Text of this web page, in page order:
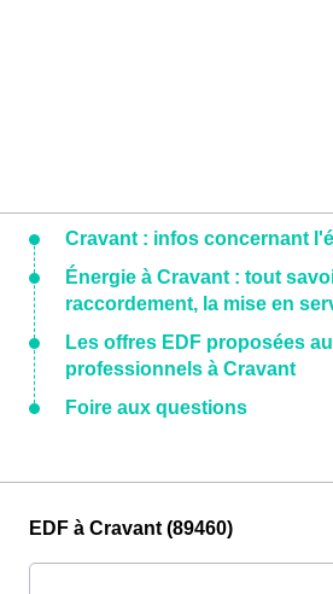
Cravant : infos concernant
Énergie à Cravant : tout
raccordement, la mise en
Les offres EDF proposées
professionnels à Cravant
Foire aux questions
EDF à Cravant (89460)